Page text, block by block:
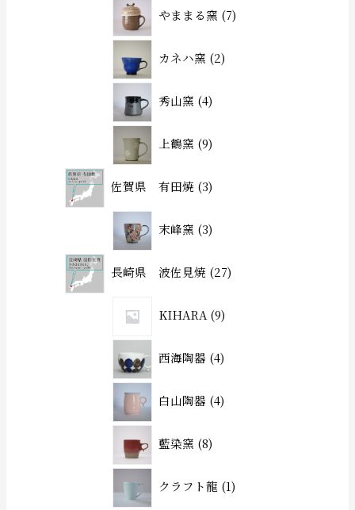
やままる窯 7
カネハ窯 2
秀山窯 4
上鶴窯 9
佐賀県 有田焼 3
末峰窯 3
長崎県 波佐見焼 27
KIHARA 9
西海陶器 4
白山陶器 4
藍染窯 8
クラフト龍 1